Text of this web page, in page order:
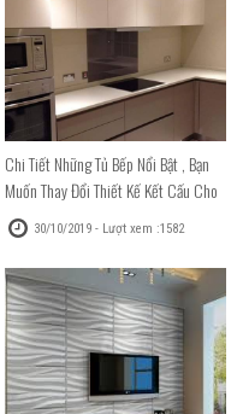
Chi Tiết Những Tủ Bếp Nổi Bật , Bạn
Muốn Thay Đổi Thiết Kế Kết Cấu Cho
Căn Bếp Nhà Bạn
30/10/2019 - Lượt xem :1582